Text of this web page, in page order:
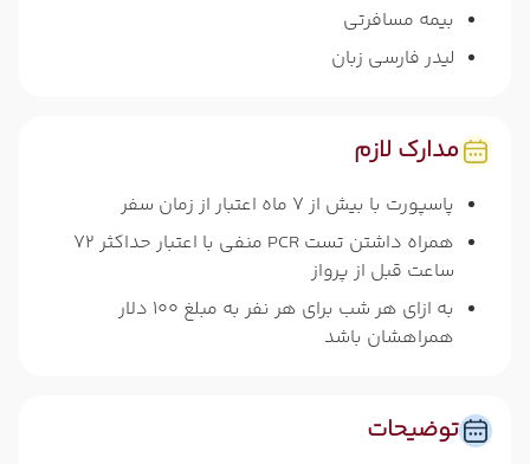
بیمه مسافرتی
لیدر فارسی زبان
مدارک لازم
پاسپورت با بیش از 7 ماه اعتبار از زمان سفر
همراه داشتن تست PCR منفی با اعتبار حداکثر 72
ساعت قبل از پرواز
به ازای هر شب برای هر نفر به مبلغ 100 دلار
همراهشان باشد
توضیحات